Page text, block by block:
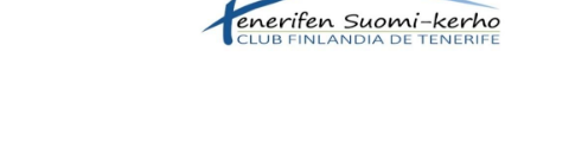
Tenerifen Suomi-kerho